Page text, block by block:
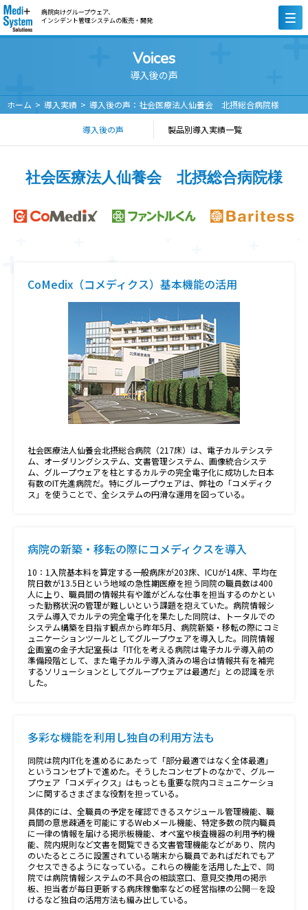
病院向けグループウェア、
インシデント管理システムの販売・開発
Voices
導入後の声
ホーム 導入実績 導入後の声：社会医療法人仙養会 北摂総合病院様
導入後の声 製品別導入実績一覧
社会医療法人仙養会 北摂総合病院様
CoMedix（コメディクス）基本機能の活用
社会医療法人仙養会北摂総合病院（217床）は、電子カルテシステ
ム、オーダリングシステム、文書管理システム、画像統合システ
ム、グループウェアを柱とするカルテの完全電子化に成功した日本
有数のIT先進病院だ。特にグループウェアは、弊社の「コメディク
ス」を使うことで、全システムの円滑な運用を図っている。
病院の新築・移転の際にコメディクスを導入
10：1入院基本料を算定する一般病床が203床、ICUが14床、平均在
院日数が13.5日という地域の急性期医療を担う同院の職員数は400
人に上り、職員間の情報共有や誰がどんな仕事を担当するのかとい
った勤務状況の管理が難しいという課題を抱えていた。病院情報シ
ステム導入でカルテの完全電子化を果たした同院は、トータルでの
システム構築を目指す観点から昨年5月、病院新築・移転の際にコミ
ュニケーションツールとしてグループウェアを導入した。同院情報
企画室の金子大記室長は「IT化を考える病院は電子カルテ導入前の
準備段階として、また電子カルテ導入済みの場合は情報共有を補完
するソリューションとしてグループウェアは最適だ」との認識を示
した。
多彩な機能を利用し独自の利用方法も
同院は院内IT化を進めるにあたって「部分最適ではなく全体最適」
というコンセプトで進めた。そうしたコンセプトのなかで、グルー
プウェア「コメディクス」はもっとも重要な院内コミュニケーショ
ンに関するさまざまな役割を担っている。
具体的には、全職員の予定を確認できるスケジュール管理機能、職
員間の意思疎通を可能にするWebメール機能、特定多数の院内職員
に一律の情報を届ける掲示板機能、オペ室や検査機器の利用予約機
能、院内規則など文書を閲覧できる文書管理機能などがあり、院内
のいたるところに設置されている端末から職員であればだれでもア
クセスできるようになっている。これらの機能を活用した上で、同
院では病院情報システムの不具合の相談窓口、意見交換用の掲示
板、担当者が毎日更新する病床稼働率などの経営指標の公開―を設
けるなど独自の活用方法も編み出している。